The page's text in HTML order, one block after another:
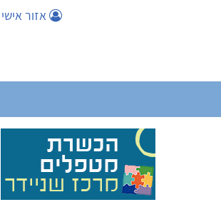
אזור אישי